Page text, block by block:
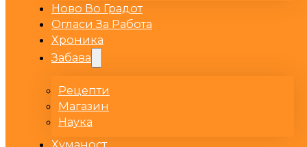
Ново Во Градот
Огласи За Работа
Хроника
Забава
Рецепти
Магазин
Наука
Хуманост